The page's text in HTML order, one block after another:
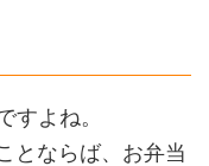
すよね。
とならば、お弁当